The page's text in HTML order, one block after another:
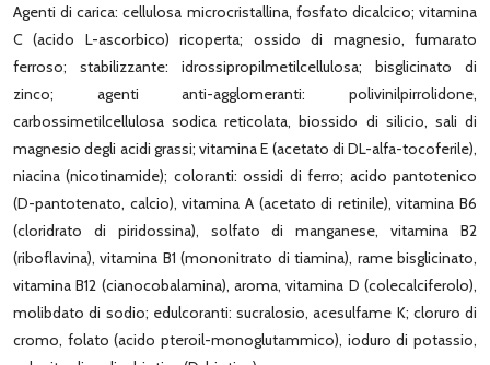
Agenti di carica: cellulosa microcristallina, fosfato dicalcico; vitamina
C (acido L-ascorbico) ricoperta; ossido di magnesio, fumarato
ferroso; stabilizzante: idrossipropilmetilcellulosa; bisglicinato di
zinco; agenti anti-agglomeranti: polivinilpirrolidone,
carbossimetilcellulosa sodica reticolata, biossido di silicio, sali di
magnesio degli acidi grassi; vitamina E (acetato di DL-alfa-tocoferile),
niacina (nicotinamide); coloranti: ossidi di ferro; acido pantotenico
(D-pantotenato, calcio), vitamina A (acetato di retinile), vitamina B6
(cloridrato di piridossina), solfato di manganese, vitamina B2
(riboflavina), vitamina B1 (mononitrato di tiamina), rame bisglicinato,
vitamina B12 (cianocobalamina), aroma, vitamina D (colecalciferolo),
molibdato di sodio; edulcoranti: sucralosio, acesulfame K; cloruro di
cromo, folato (acido pteroil-monoglutammico), ioduro di potassio,